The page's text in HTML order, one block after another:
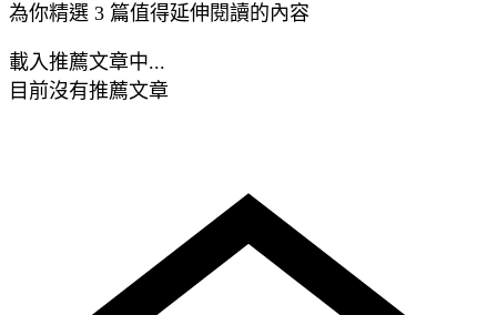
為你精選 3 篇值得延伸閱讀的內容
載入推薦文章中...
目前沒有推薦文章